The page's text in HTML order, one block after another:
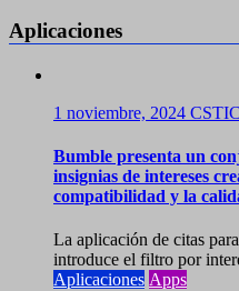
Aplicaciones
1 noviembre, 2024
Bumble presenta un
insignias de intereses
compatibilidad y la
La aplicación de citas
introduce el filtro por
Aplicaciones Apps